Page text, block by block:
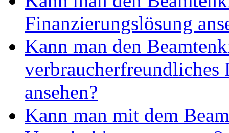
Finanzierungslösung
Kann man den
verbraucherfreundliches
ansehen?
Kann man mit dem